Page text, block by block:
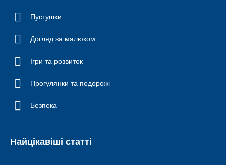
Пустушки
Догляд за малюком
Ігри та розвиток
Прогулянки та подорожі
Безпека
Найцікавіші статті